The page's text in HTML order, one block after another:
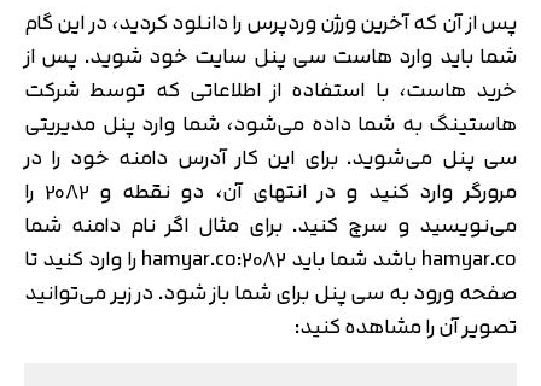
پس از آن که آخرین ورژن وردپرس را دانلود کردید، در این گام
شما باید وارد هاست سی پنل سایت خود شوید. پس از
خرید هاست، با استفاده از اطلاعاتی که توسط شرکت
هاستینگ به شما داده می‌شود، شما وارد پنل مدیریتی
سی پنل می‌شوید. برای این کار آدرس دامنه خود را در
مرورگر وارد کنید و در انتهای آن، دو نقطه و 2082 را
می‌نویسید و سرچ کنید. برای مثال اگر نام دامنه شما
hamyar.co باشد شما باید hamyar.co:2082 را وارد کنید تا
صفحه ورود به سی پنل برای شما باز شود. در زیر می‌توانید
تصویر آن را مشاهده کنید: